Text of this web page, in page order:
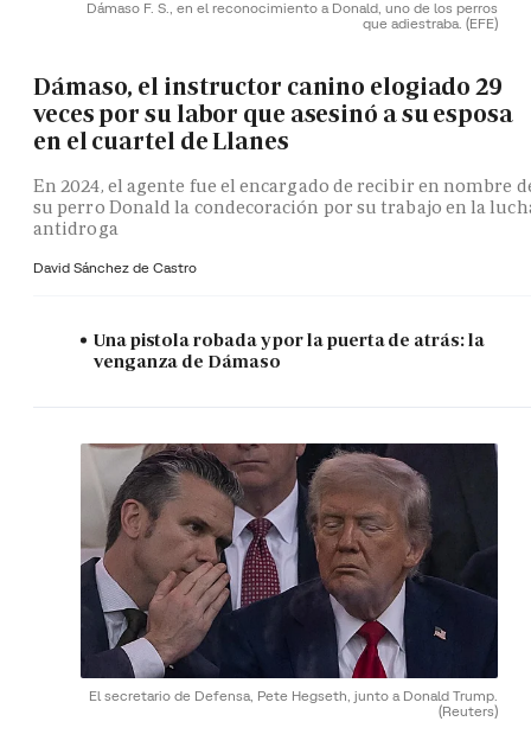
Dámaso F. S., en el reconocimiento a Donald, uno de los perros
que adiestraba. (EFE)
Dámaso, el instructor canino elogiado 29
veces por su labor que asesinó a su esposa
en el cuartel de Llanes
En 2024, el agente fue el encargado de recibir en nombre
su perro Donald la condecoración por su trabajo en la
antidroga
David Sánchez de Castro
Una pistola robada y por la puerta de atrás: la
venganza de Dámaso
El secretario de Defensa, Pete Hegseth, junto a Donald Trump.
(Reuters)